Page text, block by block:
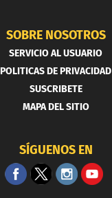
SOBRE NOSOTROS
SERVICIO AL USUARIO
POLITICAS DE PRIVACIDAD
SUSCRIBETE
MAPA DEL SITIO
SÍGUENOS EN